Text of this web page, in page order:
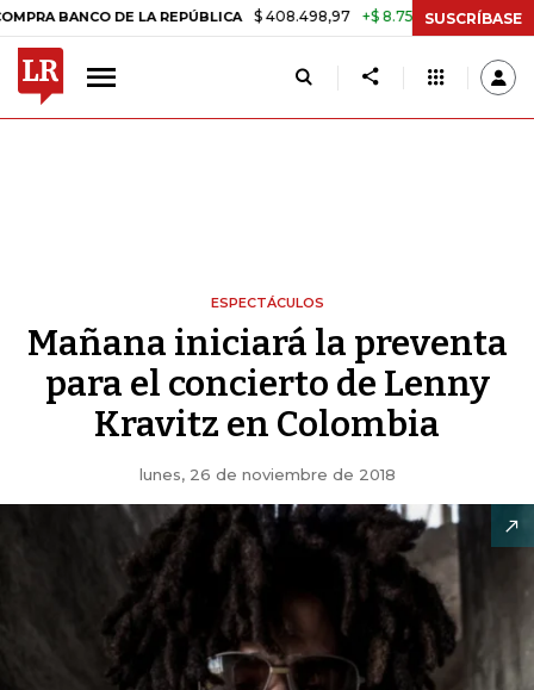
DE LA REPÚBLICA $ 408.498,97 +$ 8.753,81 +2,19% TASA
SUSCRÍBASE
ESPECTÁCULOS
Mañana iniciará la preventa
para el concierto de Lenny
Kravitz en Colombia
lunes, 26 de noviembre de 2018